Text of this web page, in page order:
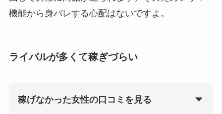
機能から身バレする心配はないですよ。
ライバルが多くて稼ぎづらい
稼げなかった女性の口コミを見る